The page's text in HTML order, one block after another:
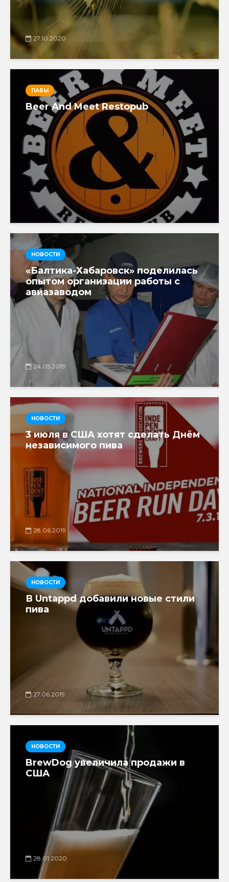
27.10.2020
ПАБЫ
Beer And Meet Restopub
НОВОСТИ
«Балтика-Хабаровск» поделилась
опытом организации работы с
авиазаводом
24.05.2019
НОВОСТИ
3 июля в США хотят сделать Днём
независимого пива
28.06.2019
НОВОСТИ
В Untappd добавили новые стили
пива
27.06.2019
НОВОСТИ
BrewDog увеличила продажи в
США
28.01.2020